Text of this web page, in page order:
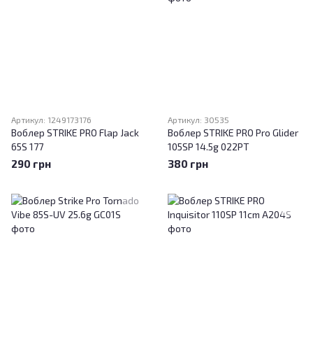
Артикул: 1249173176
Воблер STRIKE PRO Flap Jack
65S 177
290 грн
Артикул: 30535
Воблер STRIKE PRO Pro Glider
105SP 14.5g 022PT
380 грн